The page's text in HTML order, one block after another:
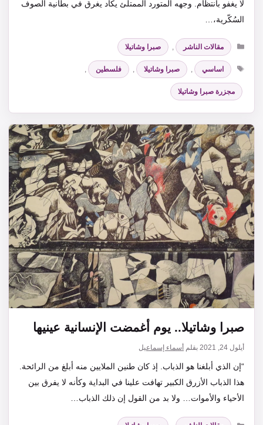
لا يغفو بانتظام. وجهه المتورد الممتلئ يكاد يغرق في بطانية الصوف
السُكّرية،…
التصنيفات
مقالات الناشر
صبرا وشاتيلا
الوسوم
اساسي صبرا وشاتيلا فلسطين
مجزرة صبرا وشاتيلا
صبرا وشاتيلا.. يوم أغمضت الإنسانية عينيها
أيلول 24, 2021 بقلم أسماء إسماعيل
“إن الذي أبلغنا هو الذباب. إذ كان طنين الملايين منه أبلغ من الرائحة.
هذا الذباب الأزرق الكبير تهافت علينا في البداية وكأنه لا يفرق بين
الأحياء والأموات… ولا بد من القول إن ذلك الذباب…
التصنيفات